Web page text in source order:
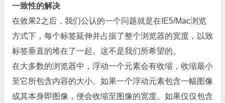
一致性的解决
在效果2之后，我们公认的一个问题就是在IE5/Mac浏览
方式下，每个标签延伸并占据了整个浏览器的宽度，以致
标签垂直的堆在了一起。这不是我们所希望的。
在大多数的浏览器中，浮动一个元素会有收缩，收缩最小
至它所包含内容的大小。如果一个浮动元素包含一幅图像
或其本身即图像，便会收缩至图像的宽度。如果仅仅包含